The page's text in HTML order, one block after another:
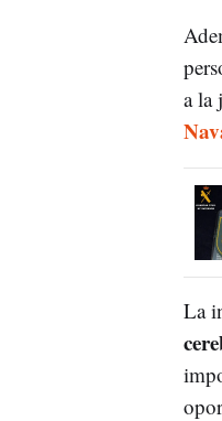
a la
La